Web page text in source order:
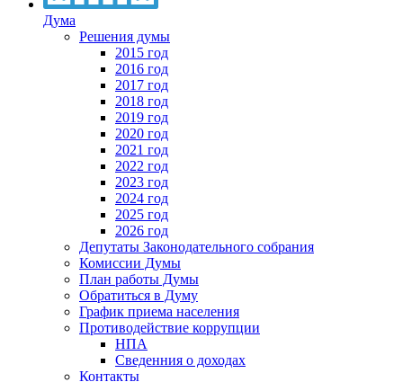
Дума
Решения думы
2015 год
2016 год
2017 год
2018 год
2019 год
2020 год
2021 год
2022 год
2023 год
2024 год
2025 год
2026 год
Депутаты Законодательного собрания
Комиссии Думы
План работы Думы
Обратиться в Думу
График приема населения
Противодействие коррупции
НПА
Сведенния о доходах
Контакты